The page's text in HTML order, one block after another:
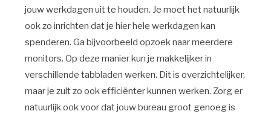
jouw werkdagen uit te houden. Je moet het natuurlijk
ook zo inrichten dat je hier hele werkdagen kan
spenderen. Ga bijvoorbeeld opzoek naar meerdere
monitors. Op deze manier kun je makkelijker in
verschillende tabbladen werken. Dit is overzichtelijker,
maar je zult zo ook efficiënter kunnen werken. Zorg er
natuurlijk ook voor dat jouw bureau groot genoeg is